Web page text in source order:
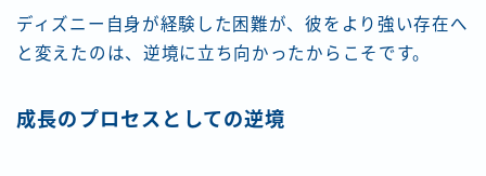
ディズニー自身が経験した困難が、彼をより強い存在へ
と変えたのは、逆境に立ち向かったからこそです。
成長のプロセスとしての逆境